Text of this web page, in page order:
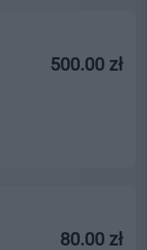
500.00 zł
80.00 zł